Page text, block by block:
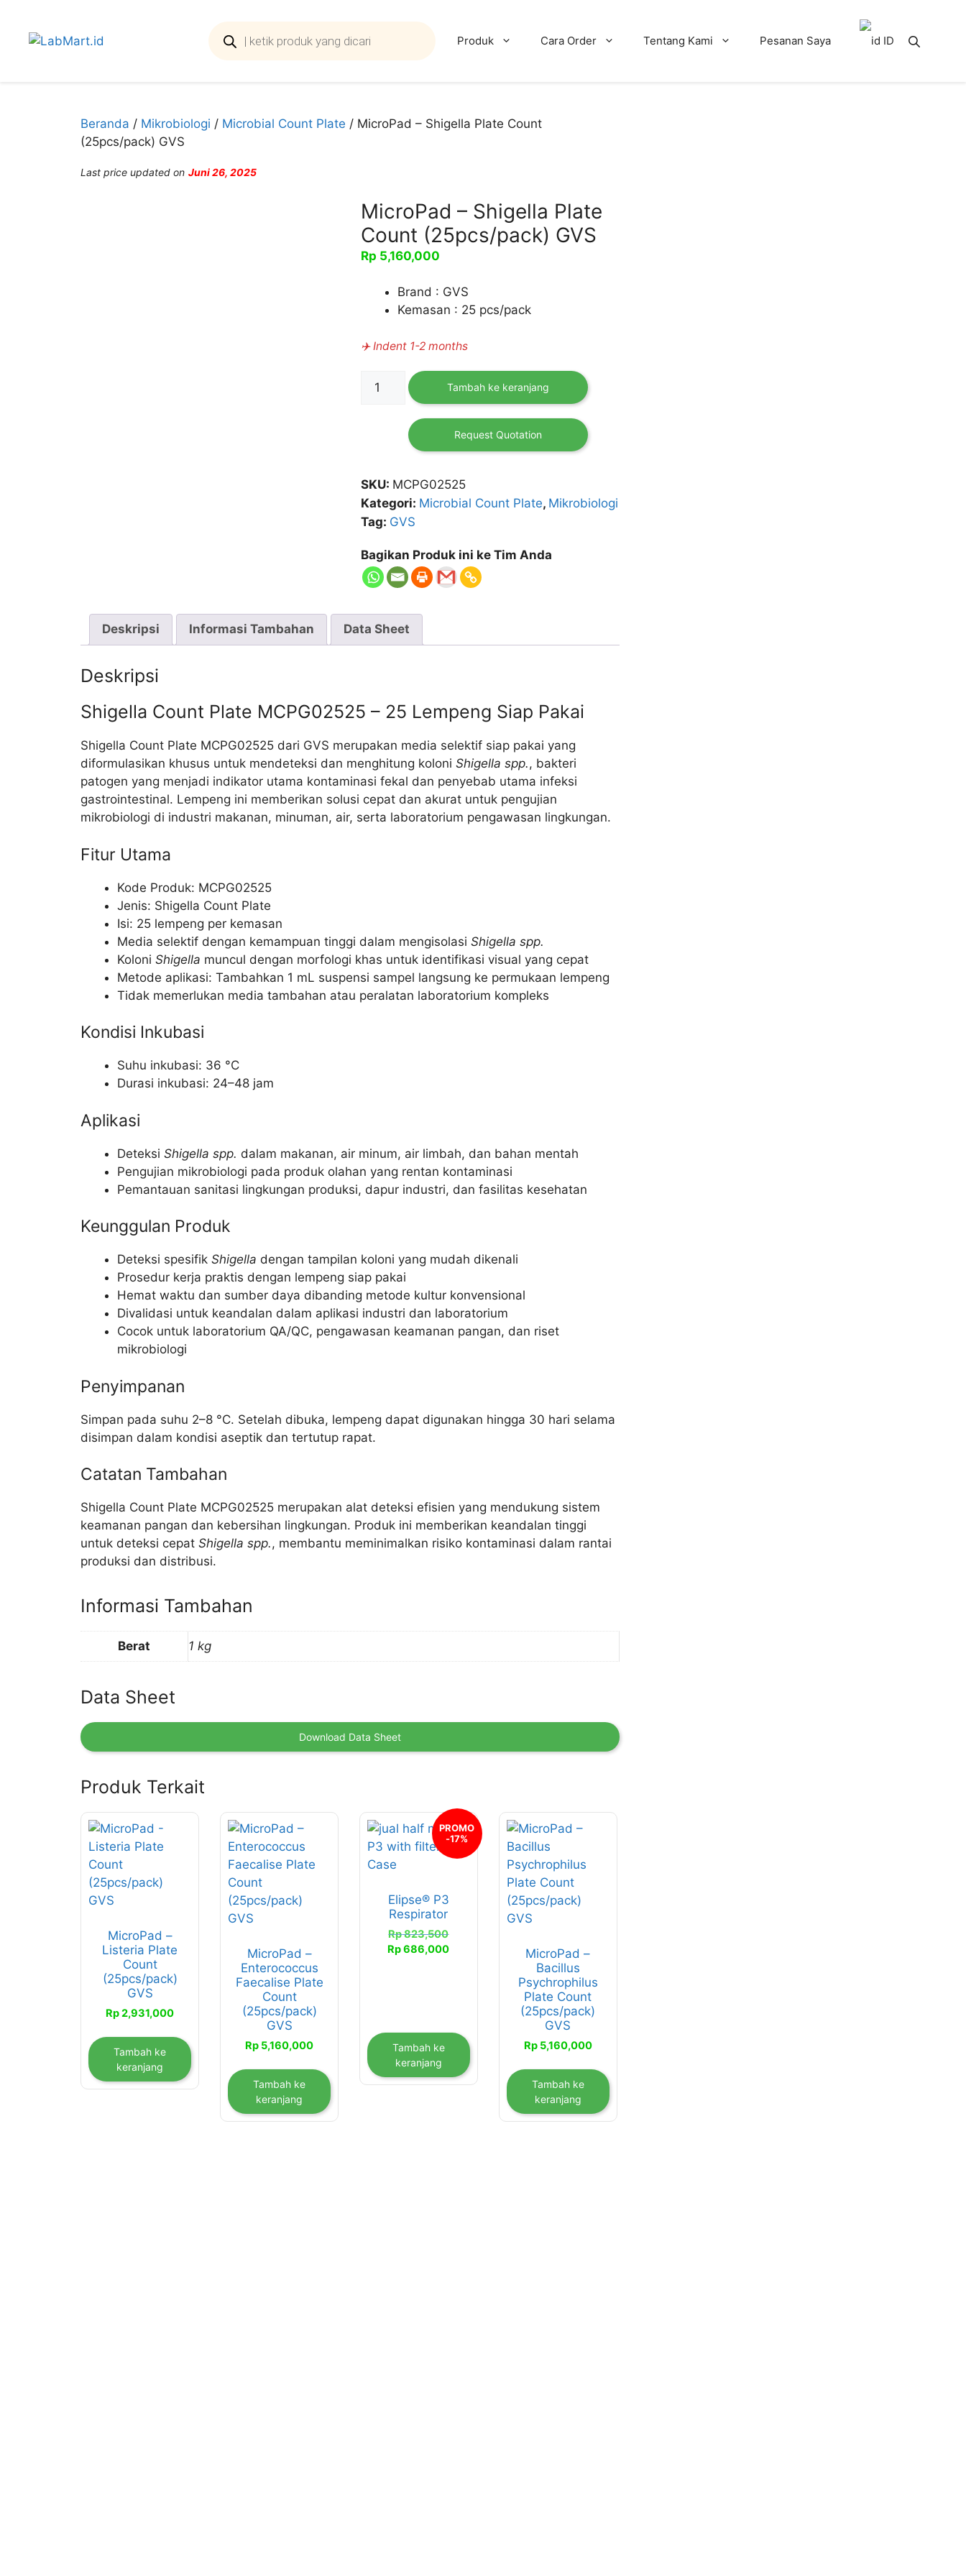
search
Produk Cara Order Tentang Kami Pesanan Saya ID
Beranda / Mikrobiologi / Microbial Count Plate / MicroPad – Shigella Plate Count
(25pcs/pack) GVS
Last price updated on Juni 26, 2025
MicroPad – Shigella Plate
Count (25pcs/pack) GVS
Rp 5,160,000
Brand : GVS
Kemasan : 25 pcs/pack
✈️ Indent 1-2 months
Kuantitas
MicroPad
(25pcs/pack)
GVS
Tambah ke keranjang
Request Quotation
SKU: MCPG02525
Kategori: Microbial Count Plate, Mikrobiologi
Tag: GVS
Bagikan Produk ini ke Tim Anda
Deskripsi Informasi Tambahan Data Sheet
Deskripsi
Shigella Count Plate MCPG02525 – 25 Lempeng Siap Pakai
Shigella Count Plate MCPG02525 dari GVS merupakan media selektif siap pakai yang
diformulasikan khusus untuk mendeteksi dan menghitung koloni Shigella spp., bakteri
patogen yang menjadi indikator utama kontaminasi fekal dan penyebab utama infeksi
gastrointestinal. Lempeng ini memberikan solusi cepat dan akurat untuk pengujian
mikrobiologi di industri makanan, minuman, air, serta laboratorium pengawasan lingkungan.
Fitur Utama
Kode Produk: MCPG02525
Jenis: Shigella Count Plate
Isi: 25 lempeng per kemasan
Media selektif dengan kemampuan tinggi dalam mengisolasi Shigella spp.
Koloni Shigella muncul dengan morfologi khas untuk identifikasi visual yang cepat
Metode aplikasi: Tambahkan 1 mL suspensi sampel langsung ke permukaan lempeng
Tidak memerlukan media tambahan atau peralatan laboratorium kompleks
Kondisi Inkubasi
Suhu inkubasi: 36 °C
Durasi inkubasi: 24–48 jam
Aplikasi
Deteksi Shigella spp. dalam makanan, air minum, air limbah, dan bahan mentah
Pengujian mikrobiologi pada produk olahan yang rentan kontaminasi
Pemantauan sanitasi lingkungan produksi, dapur industri, dan fasilitas kesehatan
Keunggulan Produk
Deteksi spesifik Shigella dengan tampilan koloni yang mudah dikenali
Prosedur kerja praktis dengan lempeng siap pakai
Hemat waktu dan sumber daya dibanding metode kultur konvensional
Divalidasi untuk keandalan dalam aplikasi industri dan laboratorium
Cocok untuk laboratorium QA/QC, pengawasan keamanan pangan, dan riset
mikrobiologi
Penyimpanan
Simpan pada suhu 2–8 °C. Setelah dibuka, lempeng dapat digunakan hingga 30 hari selama
disimpan dalam kondisi aseptik dan tertutup rapat.
Catatan Tambahan
Shigella Count Plate MCPG02525 merupakan alat deteksi efisien yang mendukung sistem
keamanan pangan dan kebersihan lingkungan. Produk ini memberikan keandalan tinggi
untuk deteksi cepat Shigella spp., membantu meminimalkan risiko kontaminasi dalam rantai
produksi dan distribusi.
Informasi Tambahan
Berat 1 kg
Data Sheet
Download Data Sheet
Produk Terkait
MicroPad –
Listeria Plate
Count
(25pcs/pack)
GVS
Rp2,931,000
Tambah ke
keranjang
MicroPad –
Enterococcus
Faecalise Plate
Count
(25pcs/pack)
GVS
Rp 5,160,000
Tambah ke
keranjang
PROMO
-17%
Elipse® P3
Respirator
Rp823,500Harga
aslinya
Rp686,000Harga
Tambah ke
keranjang
MicroPad –
Bacillus
Psychrophilus
Plate Count
(25pcs/pack)
GVS
Rp5,160,000
Tambah ke
keranjang